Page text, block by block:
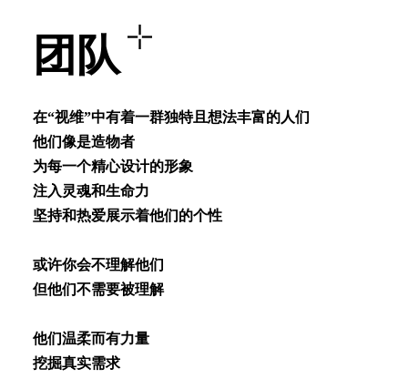
团队
在“视维”中有着⼀群独特且想法丰富的⼈们
他们像是造物者
为每⼀个精⼼设计的形象
注⼊灵魂和⽣命⼒
坚持和热爱展⽰着他们的个性
或许你会不理解他们
但他们不需要被理解
他们温柔⽽有⼒量
挖掘真实需求